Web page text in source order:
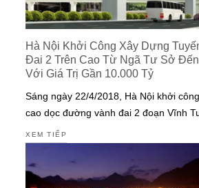
Hà Nội Khởi Công Xây Dựng
Đai 2 Trên Cao Từ Ngã Tư Sở
Với Giá Trị Gần 10.000 Tỷ
Sáng ngày 22/4/2018, Hà Nội khởi
cao dọc đường vành đai 2 đoạn Vĩnh
XEM TIẾP